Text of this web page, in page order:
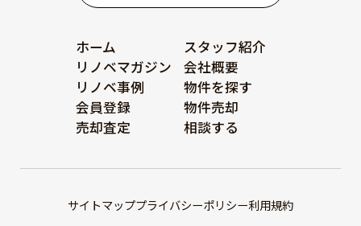
ホーム
スタッフ紹介
リノベマガジン
会社概要
リノベ事例
物件を探す
会員登録
物件売却
売却査定
相談する
サイトマッププライバシーポリシー利用規約